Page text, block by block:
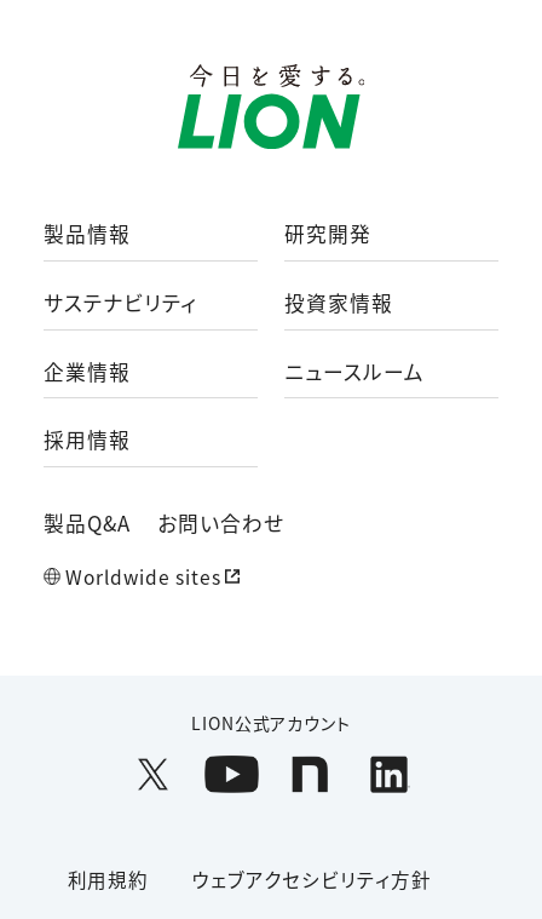
製品情報 研究開発
サステナビリティ 投資家情報
企業情報 ニュースルーム
採用情報
製品Q&A お問い合わせ
Worldwide sites
LION公式アカウント
利用規約
ウェブアクセシビリティ方針